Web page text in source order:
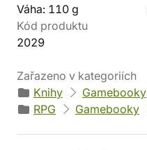
Váha: 110 g
Kód produktu
2029
Zařazeno v kategoriích
Knihy
Gamebooky
RPG
Gamebooky